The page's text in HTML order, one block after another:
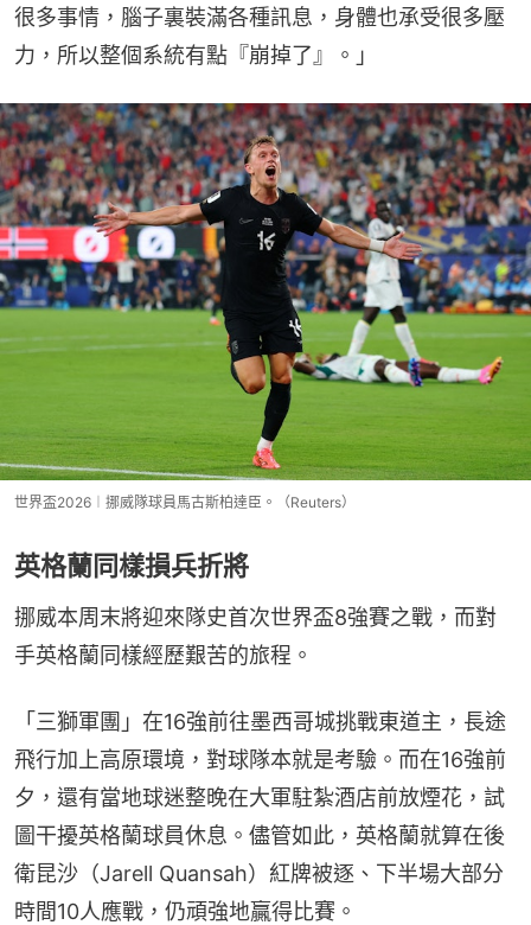
很多事情，腦子裏裝滿各種訊息，身體也承受很多壓
力，所以整個系統有點『崩掉了』。」
世界盃2026︱挪威隊球員馬古斯柏達臣。（Reuters）
英格蘭同樣損兵折將
挪威本周末將迎來隊史首次世界盃8強賽之戰，而對
手英格蘭同樣經歷艱苦的旅程。
「三獅軍團」在16強前往墨西哥城挑戰東道主，長途
飛行加上高原環境，對球隊本就是考驗。而在16強前
夕，還有當地球迷整晚在大軍駐紮酒店前放煙花，試
圖干擾英格蘭球員休息。儘管如此，英格蘭就算在後
衛昆沙（Jarell Quansah）紅牌被逐、下半場大部分
時間10人應戰，仍頑強地贏得比賽。